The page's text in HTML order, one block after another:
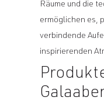
Räume und die
ermöglichen es,
verbindende
inspirierenden